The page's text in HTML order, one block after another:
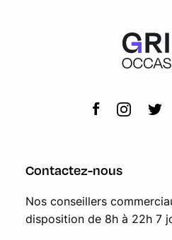
Filet de séparation du coffre
Contactez-nous
Nos conseillers
disposition de 8h à 22h 7